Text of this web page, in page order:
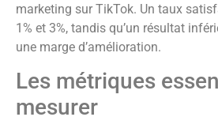
marketing sur TikTok. Un taux
1% et 3%, tandis qu’un résultat
une marge d’amélioration.
Les métriques
mesurer